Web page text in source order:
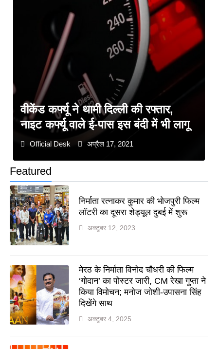
Featured
निर्माता रत्नाकर कुमार की भोजपुरी फिल्म
लॉटरी का दूसरा शेड्यूल दुबई में शुरू
अक्टूबर 12, 2023
मेरठ के निर्माता विनोद चौधरी की फिल्म
‘गोदान’ का पोस्टर जारी, CM रेखा गुप्ता ने
किया विमोचन; मनोज जोशी-उपासना सिंह
दिखेंगे साथ
अक्टूबर 4, 2025
वीकेंड कर्फ्यू ने थामी दिल्ली की रफ्तार,
नाइट कर्फ्यू वाले ई-पास इस बंदी में भी लागू
Official Desk अप्रैल 17, 2021